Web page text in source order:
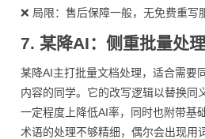
❌ 局限：售后保障一般，无免费重写
7. 某降AI：侧重批量处
某降AI主打批量文档处理，适合需要
内容的同学。它的改写逻辑以替换同
一定程度上降低AI率，同时也附带基
术语的处理不够精细，偶尔会出现用